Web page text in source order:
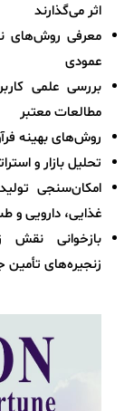
اثر می‌گذارند
معرفی روش‌های
عمودی
بررسی علمی
مطالعات معتبر
روش‌های بهینه
تحلیل بازار و
امکان‌سنجی
غذایی، دارویی و
بازخوانی نقش
زنجیره‌های تأمین